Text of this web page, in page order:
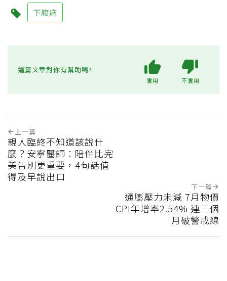
下腹痛
這篇文章對你有幫助嗎?
實用 不實用
上一篇
親人臨終不知道該說什
麼？安寧醫師：陪伴比完
美告別更重要，4句話值
得及早說出口
下一篇
通膨壓力未減 7月物價
CPI年增率2.54% 連三個
月破警戒線